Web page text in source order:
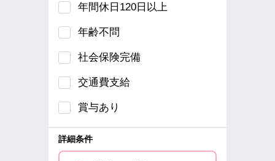
年間休日120日以上
年齢不問
社会保険完備
交通費支給
賞与あり
詳細条件